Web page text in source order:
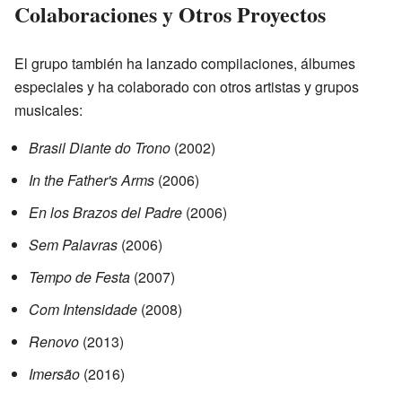
Colaboraciones y Otros Proyectos
El grupo también ha lanzado compilaciones, álbumes
especiales y ha colaborado con otros artistas y grupos
musicales:
Brasil Diante do Trono (2002)
In the Father's Arms (2006)
En los Brazos del Padre (2006)
Sem Palavras (2006)
Tempo de Festa (2007)
Com Intensidade (2008)
Renovo (2013)
Imersão (2016)